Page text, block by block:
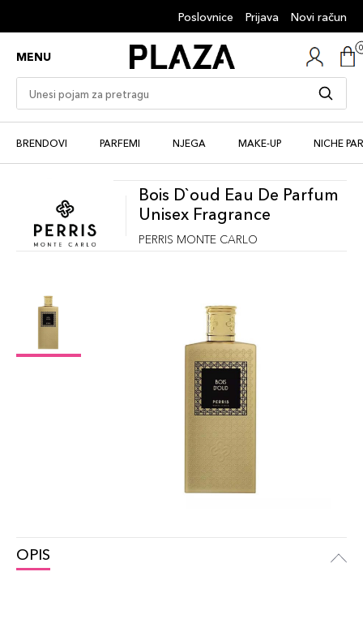
Poslovnice Prijava Novi račun
MENU
BRENDOVI PARFEMI NJEGA MAKE-UP NICHE
Bois D`oud Eau De Parfum
Unisex Fragrance
PERRIS MONTE CARLO
OPIS